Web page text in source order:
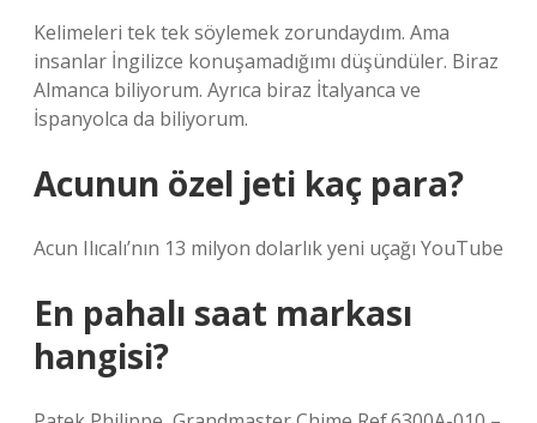
Kelimeleri tek tek söylemek zorundaydım. Ama
insanlar İngilizce konuşamadığımı düşündüler. Biraz
Almanca biliyorum. Ayrıca biraz İtalyanca ve
İspanyolca da biliyorum.
Acunun özel jeti kaç para?
Acun Ilıcalı’nın 13 milyon dolarlık yeni uçağı YouTube
En pahalı saat markası
hangisi?